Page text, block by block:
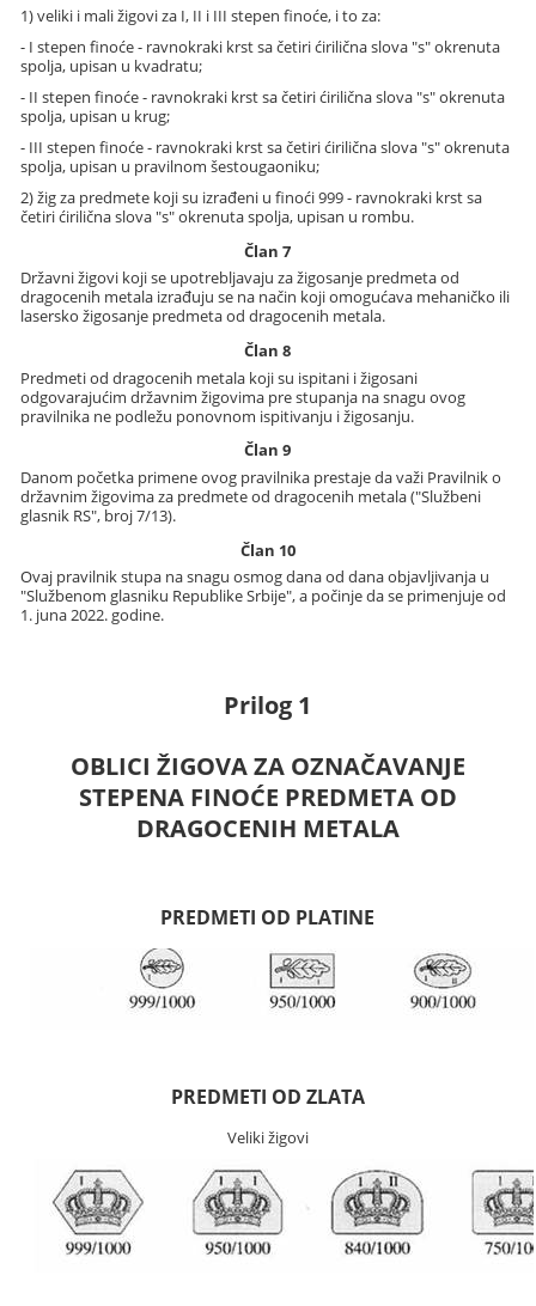
1) veliki i mali žigovi za I, II i III stepen finoće, i to za:
- I stepen finoće - ravnokraki krst sa četiri ćirilična slova "s" okrenuta
spolja, upisan u kvadratu;
- II stepen finoće - ravnokraki krst sa četiri ćirilična slova "s" okrenuta
spolja, upisan u krug;
- III stepen finoće - ravnokraki krst sa četiri ćirilična slova "s" okrenuta
spolja, upisan u pravilnom šestougaoniku;
2) žig za predmete koji su izrađeni u finoći 999 - ravnokraki krst sa
četiri ćirilična slova "s" okrenuta spolja, upisan u rombu.
Član 7
Državni žigovi koji se upotrebljavaju za žigosanje predmeta od
dragocenih metala izrađuju se na način koji omogućava mehaničko ili
lasersko žigosanje predmeta od dragocenih metala.
Član 8
Predmeti od dragocenih metala koji su ispitani i žigosani
odgovarajućim državnim žigovima pre stupanja na snagu ovog
pravilnika ne podležu ponovnom ispitivanju i žigosanju.
Član 9
Danom početka primene ovog pravilnika prestaje da važi Pravilnik o
državnim žigovima za predmete od dragocenih metala ("Službeni
glasnik RS", broj 7/13).
Član 10
Ovaj pravilnik stupa na snagu osmog dana od dana objavljivanja u
"Službenom glasniku Republike Srbije", a počinje da se primenjuje od
1. juna 2022. godine.
Prilog 1
OBLICI ŽIGOVA ZA OZNAČAVANJE
STEPENA FINOĆE PREDMETA OD
DRAGOCENIH METALA
PREDMETI OD PLATINE
PREDMETI OD ZLATA
Veliki žigovi